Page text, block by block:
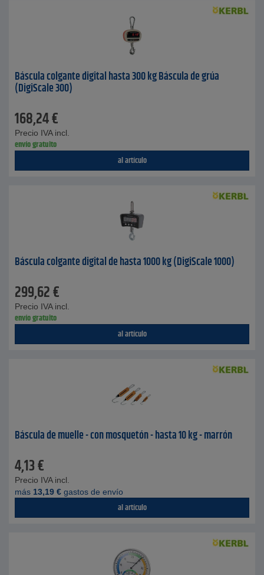
Báscula colgante digital hasta 300 kg Báscula de grúa
(DigiScale 300)
168,24€
Precio IVA incl.
envío gratuito
al artículo
Báscula colgante digital de hasta 1000 kg (DigiScale 1000)
299,62€
Precio IVA incl.
envío gratuito
al artículo
Báscula de muelle - con mosquetón - hasta 10 kg - marrón
4,13€
Precio IVA incl.
más 13,19 € gastos de envío
al artículo